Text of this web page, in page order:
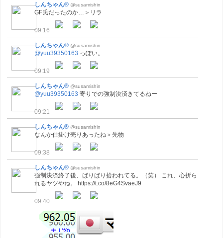
しんちゃん® @susamishin
GF氏だったのか…＞リラ
09:16
しんちゃん® @susamishin
@yuu39350163 っぽい。
09:19
しんちゃん® @susamishin
@yuu39350163 寄りでの強制決済きてるねー
09:21
しんちゃん® @susamishin
なんか仕掛け売りあったね＞先物
09:38
しんちゃん® @susamishin
強制決済終了後、ばりばり拾われてる。（笑） これ、心折ら
れるヤツやね。 https://t.co/8eG4SvaeJ9
09:40